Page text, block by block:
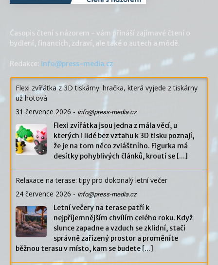
Časopis čtení s názorem - vám přináší zajímavé čtení o
bydlení, financích, zdraví, ale také o autech a módě.
Redakce: info@press-media.cz
Flexi zvířátka z 3D tiskárny: hračka, která vyjede z tiskárny
už hotová
31 července 2026 - info@press-media.cz
Flexi zvířátka jsou jedna z mála věcí, u
kterých i lidé bez vztahu k 3D tisku poznají,
že je na tom něco zvláštního. Figurka má
desítky pohyblivých článků, kroutí se [...]
Relaxace na terase: tipy pro dokonalý letní večer
24 července 2026 - info@press-media.cz
Letní večery na terase patří k
nejpříjemnějším chvílím celého roku. Když
slunce zapadne a vzduch se zklidní, stačí
správně zařízený prostor a proměníte
běžnou terasu v místo, kam se budete [...]